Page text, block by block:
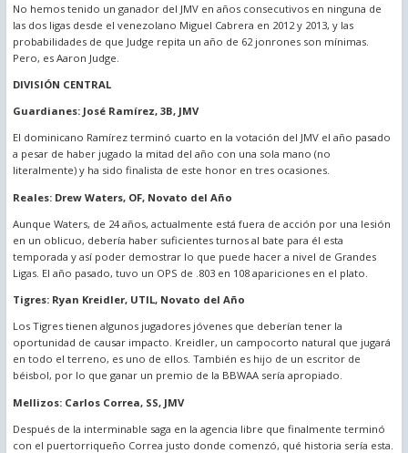
No hemos tenido un ganador del JMV en años consecutivos en ninguna de
las dos ligas desde el venezolano Miguel Cabrera en 2012 y 2013, y las
probabilidades de que Judge repita un año de 62 jonrones son mínimas.
Pero, es Aaron Judge.
DIVISIÓN CENTRAL
Guardianes: José Ramírez, 3B, JMV
El dominicano Ramírez terminó cuarto en la votación del JMV el año pasado
a pesar de haber jugado la mitad del año con una sola mano (no
literalmente) y ha sido finalista de este honor en tres ocasiones.
Reales: Drew Waters, OF, Novato del Año
Aunque Waters, de 24 años, actualmente está fuera de acción por una lesión
en un oblicuo, debería haber suficientes turnos al bate para él esta
temporada y así poder demostrar lo que puede hacer a nivel de Grandes
Ligas. El año pasado, tuvo un OPS de .803 en 108 apariciones en el plato.
Tigres: Ryan Kreidler, UTIL, Novato del Año
Los Tigres tienen algunos jugadores jóvenes que deberían tener la
oportunidad de causar impacto. Kreidler, un campocorto natural que jugará
en todo el terreno, es uno de ellos. También es hijo de un escritor de
béisbol, por lo que ganar un premio de la BBWAA sería apropiado.
Mellizos: Carlos Correa, SS, JMV
Después de la interminable saga en la agencia libre que finalmente terminó
con el puertorriqueño Correa justo donde comenzó, qué historia sería esta.